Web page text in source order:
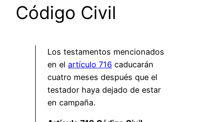
Código Civil
Los testamentos mencionados
en el artículo 716 caducarán
cuatro meses después que el
testador haya dejado de estar
en campaña.